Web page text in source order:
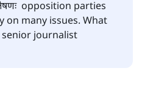
opposition parties
many issues. What
journalist